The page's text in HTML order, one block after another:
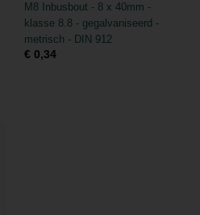
M8 Inbusbout - 8 x 40mm -
klasse 8.8 - gegalvaniseerd -
metrisch - DIN 912
€ 0,34